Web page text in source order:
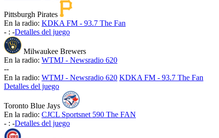
Pittsburgh Pirates
En la radio: KDKA FM - 93.7 The Fan
- : -Detalles del juego
Milwaukee Brewers
En la radio: WTMJ - Newsradio 620
--
En la radio: WTMJ - Newsradio 620 KDKA FM - 93.7 The Fan
Detalles del juego
Toronto Blue Jays
En la radio: CJCL Sportsnet 590 The FAN
- : -Detalles del juego